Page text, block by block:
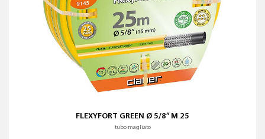
FLEXYFORT GREEN Ø 5/8” M 25
tubo magliato